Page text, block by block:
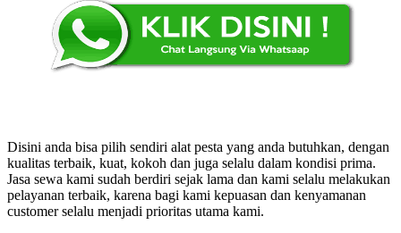
Disini anda bisa pilih sendiri alat pesta yang anda butuhkan, dengan
kualitas terbaik, kuat, kokoh dan juga selalu dalam kondisi prima.
Jasa sewa kami sudah berdiri sejak lama dan kami selalu melakukan
pelayanan terbaik, karena bagi kami kepuasan dan kenyamanan
customer selalu menjadi prioritas utama kami.